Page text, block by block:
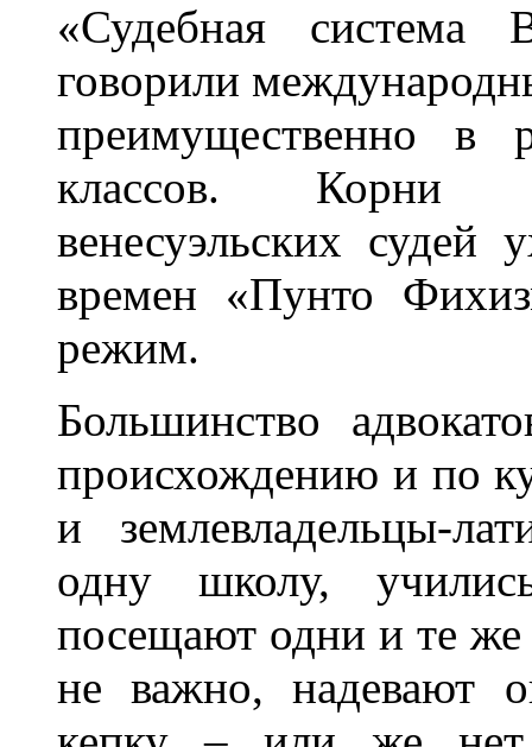
«Судебная
говорили
преимущественно в
классов. Корни
венесуэльских судей
времен «Пунто
режим.
Большинство
происхождению и по
и землевладельцы-
одну школу,
посещают одни и те
не важно, надевают